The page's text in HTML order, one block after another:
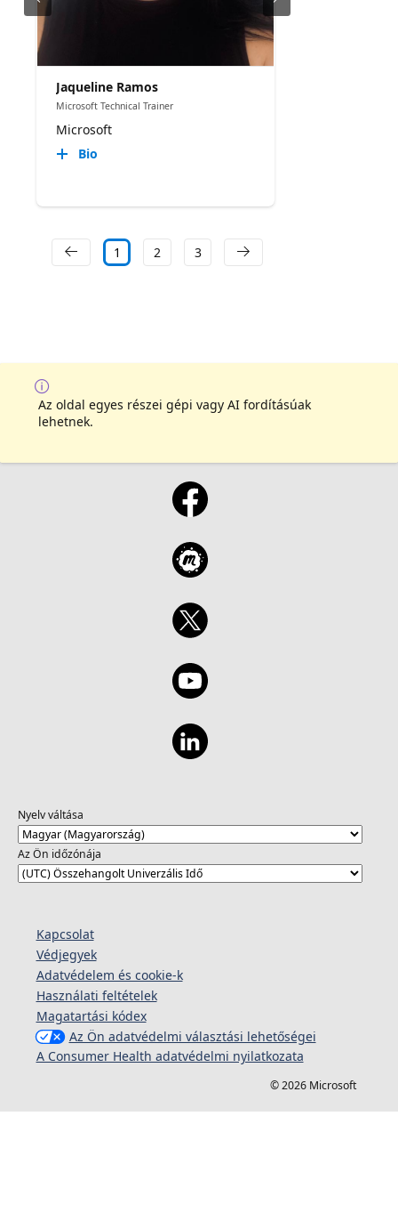
Jaqueline Ramos
Microsoft Technical Trainer
Microsoft
Bio
1 2 3
Az oldal egyes részei gépi vagy AI fordításúak
lehetnek.
Nyelv váltása
Az Ön időzónája
Kapcsolat
Védjegyek
Adatvédelem és cookie-k
Használati feltételek
Magatartási kódex
Az Ön adatvédelmi választási lehetőségei
A Consumer Health adatvédelmi nyilatkozata
© 2026 Microsoft